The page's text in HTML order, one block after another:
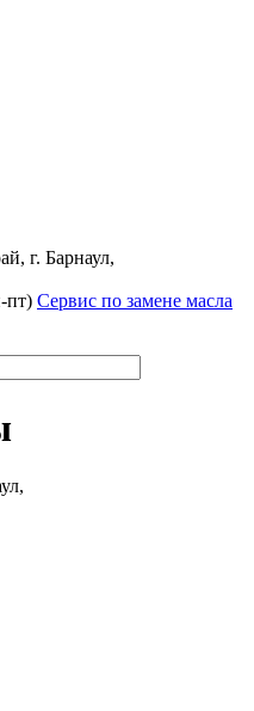
г. Барнаул,
пт) Сервис по замене масла